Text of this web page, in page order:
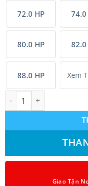
72.0 HP 74.0
80.0 HP 82.0
88.0 HP Xem
Tổ hợp Máy lạnh RMV
Giao Tận